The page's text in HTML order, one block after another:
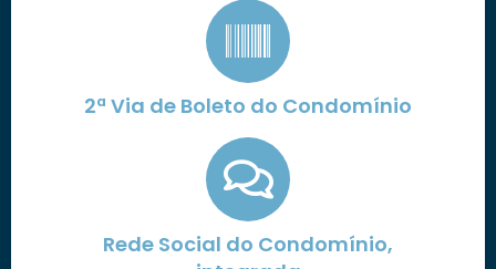
2ª Via de Boleto do Condomínio
Rede Social do Condomínio,